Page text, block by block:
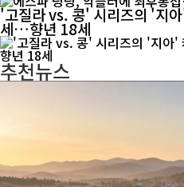
'고질라 vs. 콩' 시리즈의 '지
세…향년 18세
추천뉴스